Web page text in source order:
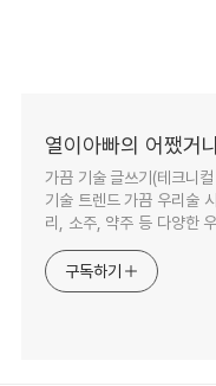
열이아빠의 어쨌거
가끔 기술 글쓰기(테크니
기술 트렌드 가끔 우리술
리, 소주, 약주 등 다양한
구독하기